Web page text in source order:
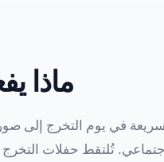
ماذا
في يوم التخرج إلى صور
تُلتقط حفلات